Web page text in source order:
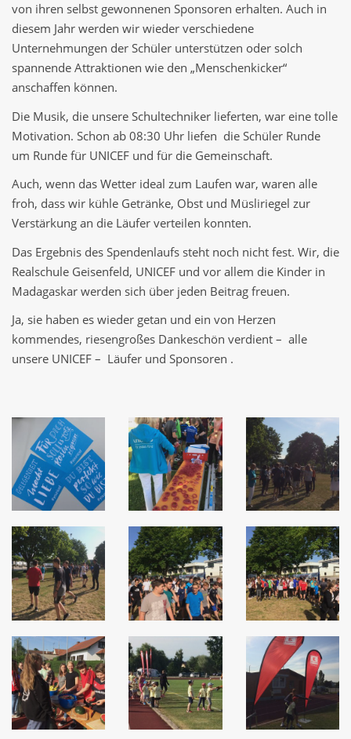
von ihren selbst gewonnenen Sponsoren erhalten. Auch in
diesem Jahr werden wir wieder verschiedene
Unternehmungen der Schüler unterstützen oder solch
spannende Attraktionen wie den „Menschenkicker“
anschaffen können.
Die Musik, die unsere Schultechniker lieferten, war eine tolle
Motivation. Schon ab 08:30 Uhr liefen die Schüler Runde
um Runde für UNICEF und für die Gemeinschaft.
Auch, wenn das Wetter ideal zum Laufen war, waren alle
froh, dass wir kühle Getränke, Obst und Müsliriegel zur
Verstärkung an die Läufer verteilen konnten.
Das Ergebnis des Spendenlaufs steht noch nicht fest. Wir, die
Realschule Geisenfeld, UNICEF und vor allem die Kinder in
Madagaskar werden sich über jeden Beitrag freuen.
Ja, sie haben es wieder getan und ein von Herzen
kommendes, riesengroßes Dankeschön verdient – alle
unsere UNICEF – Läufer und Sponsoren .